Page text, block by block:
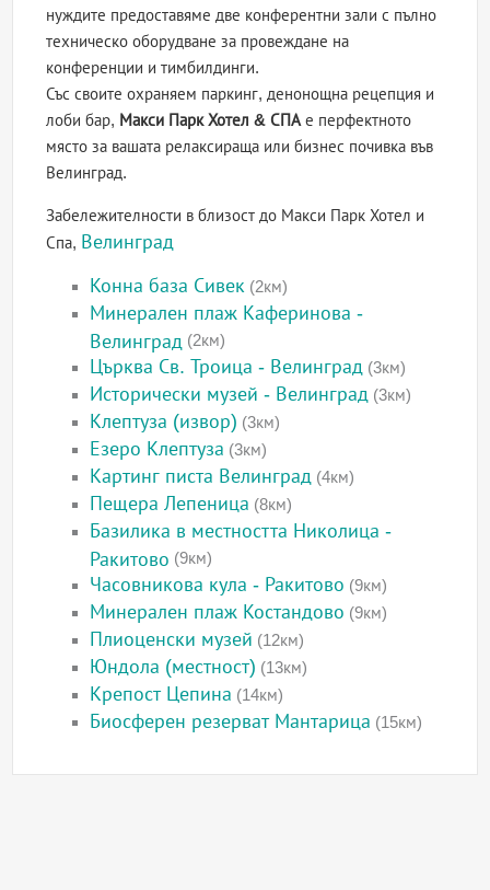
нуждите предоставяме две конферентни зали с пълно
техническо оборудване за провеждане на
конференции и тимбилдинги.
Със своите охраняем паркинг, денонощна рецепция и
лоби бар, Макси Парк Хотел & СПА е перфектното
място за вашата релаксираща или бизнес почивка във
Велинград.
Забележителности в близост до Макси Парк Хотел и
Спа, Велинград
Конна база Сивек (2км)
Минерален плаж Каферинова -
Велинград (2км)
Църква Св. Троица - Велинград (3км)
Исторически музей - Велинград (3км)
Клептуза (извор) (3км)
Езеро Клептуза (3км)
Картинг писта Велинград (4км)
Пещера Лепеница (8км)
Базилика в местността Николица -
Ракитово (9км)
Часовникова кула - Ракитово (9км)
Минерален плаж Костандово (9км)
Плиоценски музей (12км)
Юндола (местност) (13км)
Крепост Цепина (14км)
Биосферен резерват Мантарица (15км)